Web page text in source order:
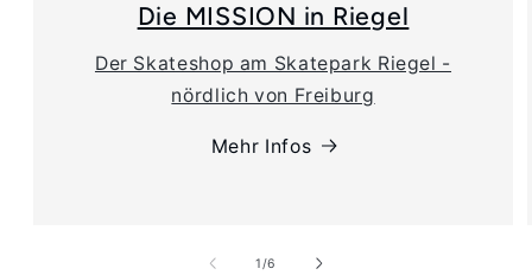
Die MISSION in Riegel
Der Skateshop am Skatepark Riegel -
nördlich von Freiburg
Mehr Infos
1/von
6